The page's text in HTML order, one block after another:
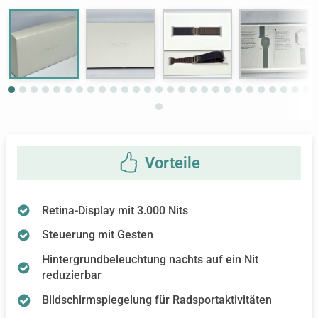
Next
Retina-Display mit 3.000 Nits
Steuerung mit Gesten
Hintergrundbeleuchtung nachts auf ein Nit
reduzierbar
Bildschirmspiegelung für Radsportaktivitäten